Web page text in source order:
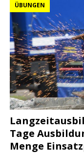
Tage
Menge
ÜBUNGEN